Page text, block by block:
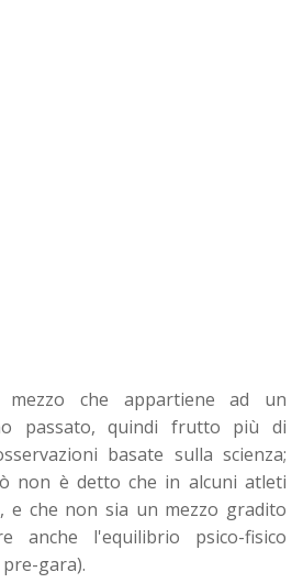
mezzo che appartiene ad un
passato, quindi frutto più di
basate sulla scienza;
non è detto che in alcuni atleti
e che non sia un mezzo gradito
anche l'equilibrio psico-fisico
gara).